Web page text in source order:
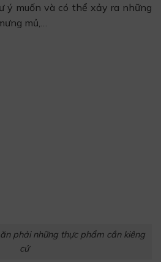
ý muốn và có thể xảy ra những
mủ,…
phải những thực phẩm cần kiêng
cử